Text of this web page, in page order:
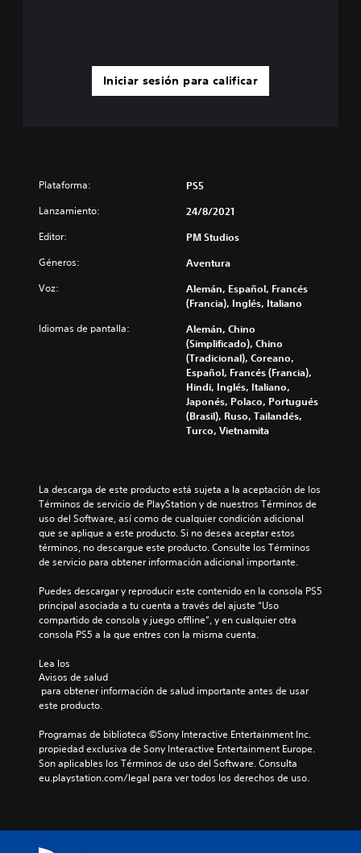
Iniciar sesión para calificar
Plataforma: PS5
Lanzamiento: 24/8/2021
Editor: PM Studios
Géneros: Aventura
Voz:
Alemán, Español, Francés
(Francia), Inglés, Italiano
Idiomas de pantalla:
Alemán, Chino
(Simplificado), Chino
(Tradicional), Coreano,
Español, Francés (Francia),
Hindi, Inglés, Italiano,
Japonés, Polaco, Portugués
(Brasil), Ruso, Tailandés,
Turco, Vietnamita
La descarga de este producto está sujeta a la aceptación de los
Términos de servicio de PlayStation y de nuestros Términos de
uso del Software, así como de cualquier condición adicional
que se aplique a este producto. Si no desea aceptar estos
términos, no descargue este producto. Consulte los Términos
de servicio para obtener información adicional importante.
Puedes descargar y reproducir este contenido en la consola PS5
principal asociada a tu cuenta a través del ajuste “Uso
compartido de consola y juego offline”, y en cualquier otra
consola PS5 a la que entres con la misma cuenta.
Lea los
Avisos de salud
este producto.
Programas de biblioteca ©Sony Interactive Entertainment Inc.
propiedad exclusiva de Sony Interactive Entertainment Europe.
Son aplicables los Términos de uso del Software. Consulta
eu.playstation.com/legal para ver todos los derechos de uso.